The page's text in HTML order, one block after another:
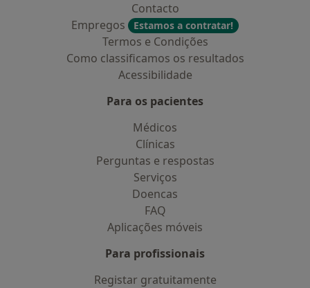
Contacto
Empregos
Estamos a contratar!
Termos e Condições
Como classificamos os resultados
Acessibilidade
Para os pacientes
Médicos
Clínicas
Perguntas e respostas
Serviços
Doencas
FAQ
Aplicações móveis
Para profissionais
Registar gratuitamente